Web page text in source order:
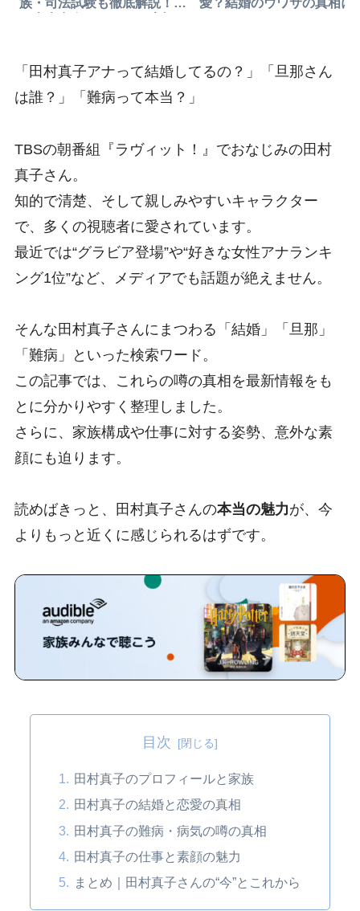
族・司法試験も徹底解説！ミ
愛？結婚のウワサの真相に
「田村真子アナって結婚してるの？」「旦那さん
は誰？」「難病って本当？」
TBSの朝番組『ラヴィット！』でおなじみの田村
真子さん。
知的で清楚、そして親しみやすいキャラクター
で、多くの視聴者に愛されています。
最近では“グラビア登場”や“好きな女性アナランキ
ング1位”など、メディアでも話題が絶えません。
そんな田村真子さんにまつわる「結婚」「旦那」
「難病」といった検索ワード。
この記事では、これらの噂の真相を最新情報をも
とに分かりやすく整理しました。
さらに、家族構成や仕事に対する姿勢、意外な素
顔にも迫ります。
読めばきっと、田村真子さんの本当の魅力が、今
よりもっと近くに感じられるはずです。
目次
田村真子のプロフィールと家族
田村真子の結婚と恋愛の真相
田村真子の難病・病気の噂の真相
田村真子の仕事と素顔の魅力
まとめ｜田村真子さんの“今”とこれから